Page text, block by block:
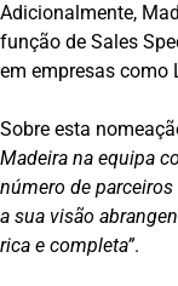
Adicionalmente,
função de Sales
em empresas como
Sobre esta
Madeira na equipa
número de
a sua visão
rica e completa”.